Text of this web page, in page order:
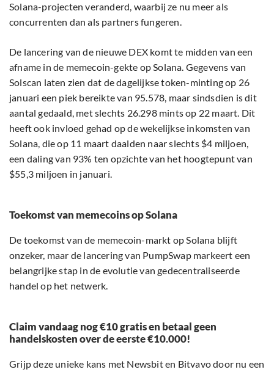
Solana-projecten veranderd, waarbij ze nu meer als
concurrenten dan als partners fungeren.
De lancering van de nieuwe DEX komt te midden van een
afname in de memecoin-gekte op Solana. Gegevens van
Solscan laten zien dat de dagelijkse token-minting op 26
januari een piek bereikte van 95.578, maar sindsdien is dit
aantal gedaald, met slechts 26.298 mints op 22 maart. Dit
heeft ook invloed gehad op de wekelijkse inkomsten van
Solana, die op 11 maart daalden naar slechts $4 miljoen,
een daling van 93% ten opzichte van het hoogtepunt van
$55,3 miljoen in januari.
Toekomst van memecoins op Solana
De toekomst van de memecoin-markt op Solana blijft
onzeker, maar de lancering van PumpSwap markeert een
belangrijke stap in de evolutie van gedecentraliseerde
handel op het netwerk.
Claim vandaag nog €10 gratis en betaal geen
handelskosten over de eerste €10.000!
Grijp deze unieke kans met Newsbit en Bitvavo door nu een